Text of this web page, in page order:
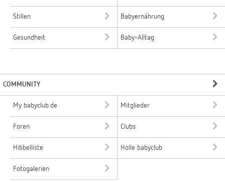
Stillen Babyernährung
Gesundheit Baby-Alltag
COMMUNITY
My babyclub.de Mitglieder
Foren Clubs
Hibbelliste Holle babyclub
Fotogalerien